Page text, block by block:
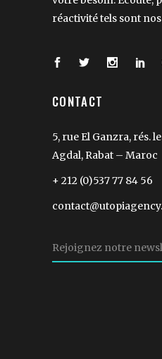
réactivité tels sont
CONTACT
5, rue El Ganzra, rés.
Agdal, Rabat – Maroc
+ 212 (0)537 77 84 56